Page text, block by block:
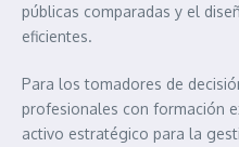
públicas comparadas y el
eficientes.
Para los tomadores de
profesionales con formación
activo estratégico para la